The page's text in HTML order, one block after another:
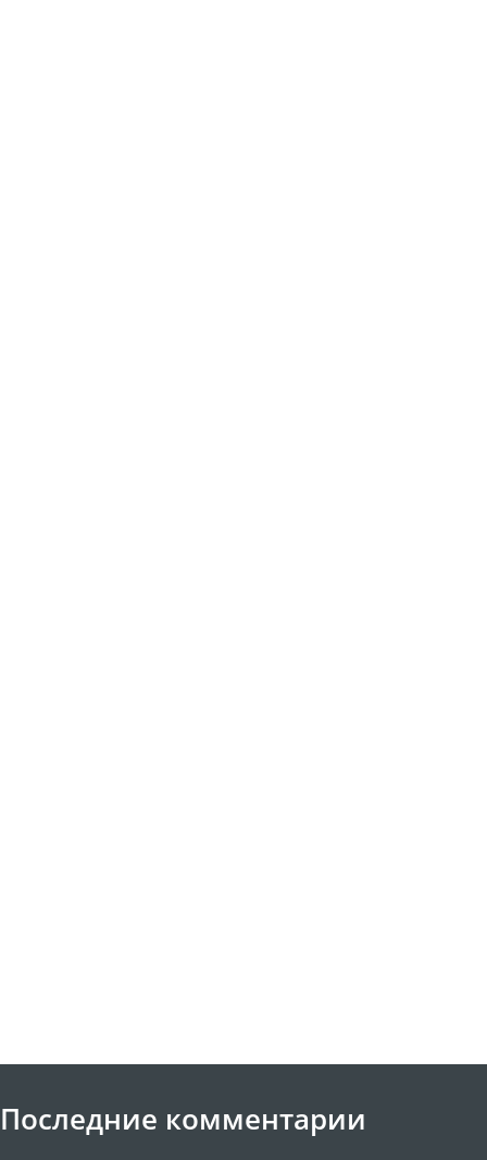
Последние комментарии